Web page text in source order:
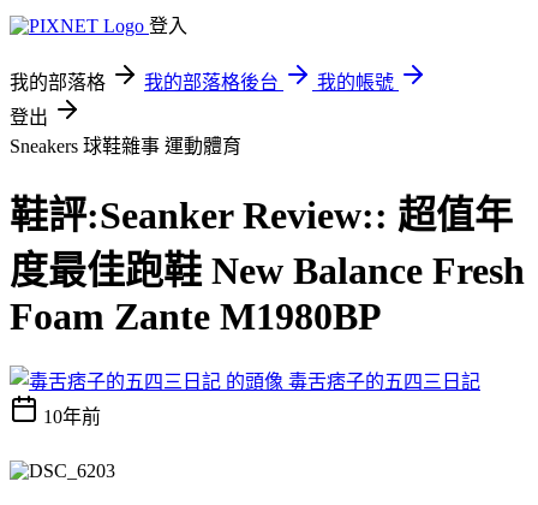
登入
我的部落格 我的部落格後台
我的帳號
登出
Sneakers 球鞋雜事 運動體育
鞋評:Seanker Review:: 超值年
度最佳跑鞋 New Balance Fresh
Foam Zante M1980BP
毒舌痞子的五四三日記
10年前